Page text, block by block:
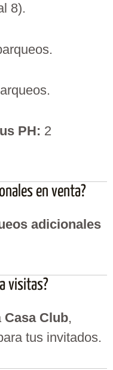
8).
PH: 2
en venta?
adicionales
visitas?
Casa Club,
tus invitados.